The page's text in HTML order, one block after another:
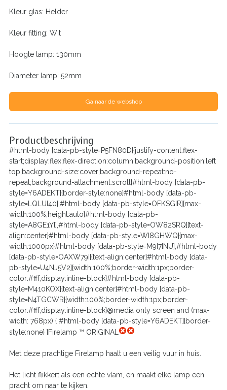
Kleur glas: Helder
Kleur fitting: Wit
Hoogte lamp: 130mm
Diameter lamp: 52mm
Ga naar de webshop
Productbeschrijving
#html-body [data-pb-style=P5FN80D]{justify-content:flex-
start;display:flex;flex-direction:column;background-position:left
top;background-size:cover;background-repeat:no-
repeat;background-attachment:scroll}#html-body [data-pb-
style=Y6ADEKT]{border-style:none}#html-body [data-pb-
style=LQLUI40],#html-body [data-pb-style=OFKSGIR]{max-
width:100%;height:auto}#html-body [data-pb-
style=A8GE1YI],#html-body [data-pb-style=OW82SRQ]{text-
align:center}#html-body [data-pb-style=WI8GHWQ]{max-
width:1000px}#html-body [data-pb-style=M9I7INU],#html-body
[data-pb-style=OAXW79I]{text-align:center}#html-body [data-
pb-style=U4NJ5V2]{width:100%;border-width:1px;border-
color:#fff;display:inline-block}#html-body [data-pb-
style=M410KOX]{text-align:center}#html-body [data-pb-
style=N4TGCWR]{width:100%;border-width:1px;border-
color:#fff;display:inline-block}@media only screen and (max-
width: 768px) { #html-body [data-pb-style=Y6ADEKT]{border-
style:none} }Firelamp ™ ORIGINAL
Met deze prachtige Firelamp haalt u een veilig vuur in huis.
Het licht flikkert als een echte vlam, en maakt elke lamp een
pracht om naar te kijken.